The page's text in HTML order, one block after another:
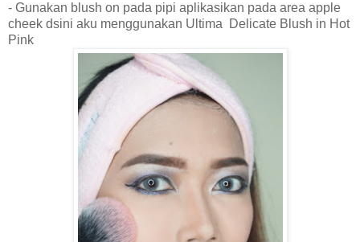
- Gunakan blush on pada pipi aplikasikan pada area apple
cheek dsini aku menggunakan Ultima Delicate Blush in Hot
Pink